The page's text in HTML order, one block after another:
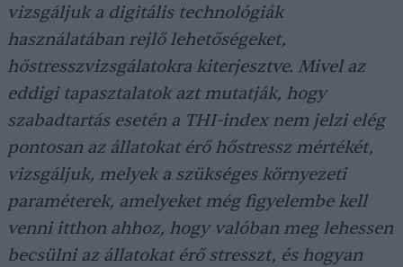
vizsgáljuk a digitális technológiák
használatában rejlő lehetőségeket,
hőstresszvizsgálatokra kiterjesztve. Mivel az
eddigi tapasztalatok azt mutatják, hogy
szabadtartás esetén a THI-index nem jelzi elég
pontosan az állatokat érő hőstressz mértékét,
vizsgáljuk, melyek a szükséges környezeti
paraméterek, amelyeket még figyelembe kell
venni itthon ahhoz, hogy valóban meg lehessen
becsülni az állatokat érő stresszt, és hogyan